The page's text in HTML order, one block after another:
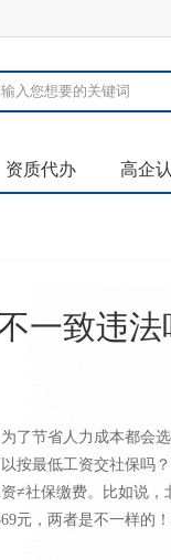
资质代办 高企
一致违
了节省人力成本都会
按最低工资交社保吗
≠社保缴费。比如说，
元，两者是不一样的